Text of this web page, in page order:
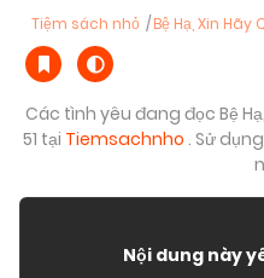
Tiệm sách nhỏ Bệ Hạ, Xin Hãy
Các tình yêu đang đọc Bệ
51 tại Tiemsachnho . Sử
Nội dung này